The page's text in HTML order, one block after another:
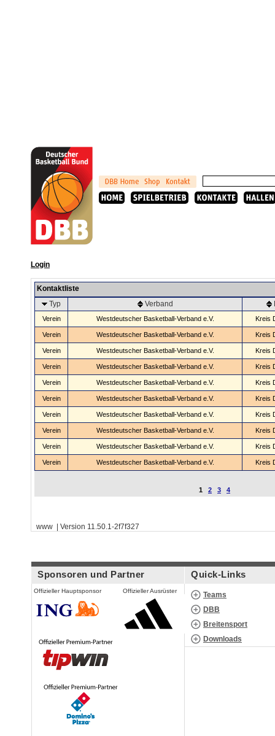
Login
Kontaktliste
Typ
Verband
Verein Westdeutscher Basketball-Verband e.V. Kreis
Verein Westdeutscher Basketball-Verband e.V. Kreis
Verein Westdeutscher Basketball-Verband e.V. Kreis
Verein Westdeutscher Basketball-Verband e.V. Kreis
Verein Westdeutscher Basketball-Verband e.V. Kreis
Verein Westdeutscher Basketball-Verband e.V. Kreis
Verein Westdeutscher Basketball-Verband e.V. Kreis
Verein Westdeutscher Basketball-Verband e.V. Kreis
Verein Westdeutscher Basketball-Verband e.V. Kreis
Verein Westdeutscher Basketball-Verband e.V. Kreis
1 2 3 4
www | Version 11.50.1-2f7f327
Sponsoren und Partner
Offizieller Hauptsponsor Offizieller Ausrüster
Quick-Links
Teams
DBB
Breitensport
Downloads